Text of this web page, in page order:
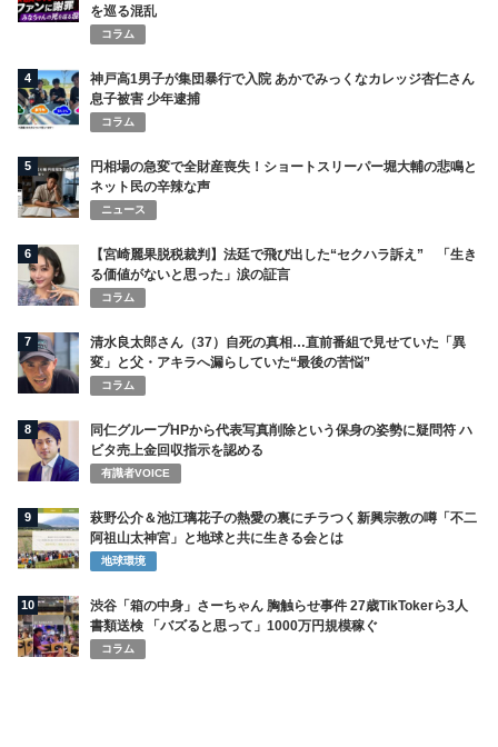
を巡る混乱
コラム
4
神戸高1男子が集団暴行で入院 あかでみっくなカレッジ杏仁さん
息子被害 少年逮捕
コラム
5
円相場の急変で全財産喪失！ショートスリーパー堀大輔の悲鳴と
ネット民の辛辣な声
ニュース
6
【宮崎麗果脱税裁判】法廷で飛び出した“セクハラ訴え” 「生き
る価値がないと思った」涙の証言
コラム
7
清水良太郎さん（37）自死の真相…直前番組で見せていた「異
変」と父・アキラへ漏らしていた“最後の苦悩”
コラム
8
同仁グループHPから代表写真削除という保身の姿勢に疑問符 ハ
ビタ売上金回収指示を認める
有識者VOICE
9
萩野公介＆池江璃花子の熱愛の裏にチラつく新興宗教の噂「不二
阿祖山太神宮」と地球と共に生きる会とは
地球環境
10
渋谷「箱の中身」さーちゃん 胸触らせ事件 27歳TikTokerら3人
書類送検 「バズると思って」1000万円規模稼ぐ
コラム